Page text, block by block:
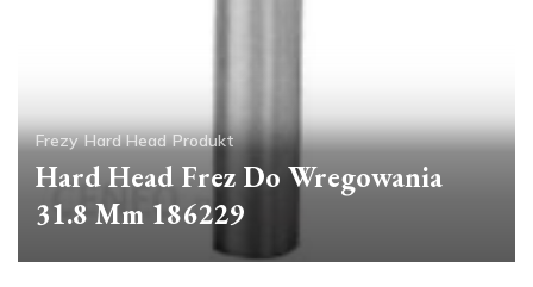
Frezy Hard Head Produkt
Hard Head Frez Do Wregowania
31.8 Mm 186229